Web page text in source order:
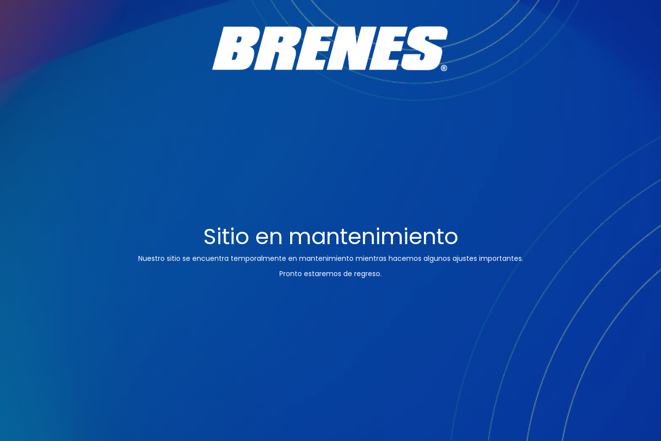
Sitio en mantenimiento
Nuestro sitio se encuentra temporalmente en mantenimiento mientras hacemos algunos ajustes importantes.
Pronto estaremos de regreso.